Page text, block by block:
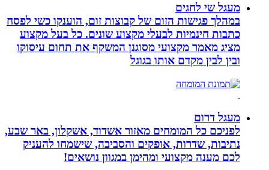
מעגל שי לחגים
במהלך פגישות הזום של קבוצות זום, הוענקו כשי לפסח
כתבות חינמיות לבעלי מקצוע שונים. כל בעל מקצוע
מציג מאמר מקצועי מסוגנן המשקף את תחום עיסוקו
ובין לבין מקדם אותו בגוגל
מעגל דרום
לפניכם כל המומחים מאזור אשדוד, אשקלון, באר שבע,
נתיבות, שדרות, אופקים והסביבה, שישמחו להעניק
לכם מענה מקצועי ומהימן במגוון נושאים!